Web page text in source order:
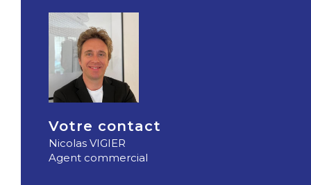
Votre contact
Nicolas VIGIER
Agent commercial